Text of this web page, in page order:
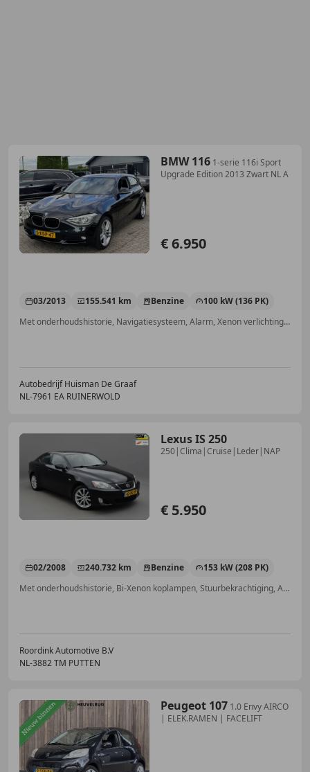
BMW 116 1-serie 116i Sport
Upgrade Edition 2013 Zwart NL A
€ 6.950
03/2013 155.541 km Benzine
100 kW (136 PK)
Met onderhoudshistorie, Navigatiesysteem, Alarm, Xenon verlichting, Stoelverwarming, Bi-Xenon koplampen, Cruise control, Elektrisch verstelbare buitenspiegels
Autobedrijf Huisman De Graaf
NL-7961 EA RUINERWOLD
Lexus IS 250
250|Clima|Cruise|Leder|NAP
€ 5.950
02/2008 240.732 km Benzine
153 kW (208 PK)
Met onderhoudshistorie, Bi-Xenon koplampen, Stuurbekrachtiging, ABS, Keyless Entry, Airbag passagier, Startonderbreker, CD
Roordink Automotive B.V
NL-3882 TM PUTTEN
Peugeot 107 1.0 Envy AIRCO
| ELEK.RAMEN | FACELIFT